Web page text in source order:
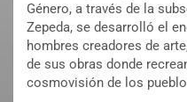
Género, a través de la
Zepeda, se desarrolló el
hombres creadores de
de sus obras donde
cosmovisión de los